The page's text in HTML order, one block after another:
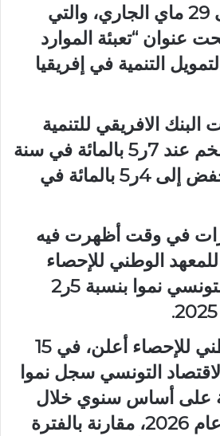
الفترة من 25 إلى 29 ماي الجاري، والتي
عنوان “تعبئة الموارد
التنمية في إفريقيا
الافريقي للتنمية
الى استقرار التضخم عند 7ر5 بالمائة في سنة
2026 قبل أن ينخفض إلى 4ر5 بالمائة في
في وقت أظهرت فيه
للمعهد الوطني للإحصاء
تحقيق الاقتصاد التونسي نموا بنسبة 5ر2
وكان المعهد الوطني للإحصاء أعلن، في 15
التونسي سجل نموا
بالمائة على أساس سنوي خلال
الثلاثي الأول من عام 2026، مقارنة بالفترة